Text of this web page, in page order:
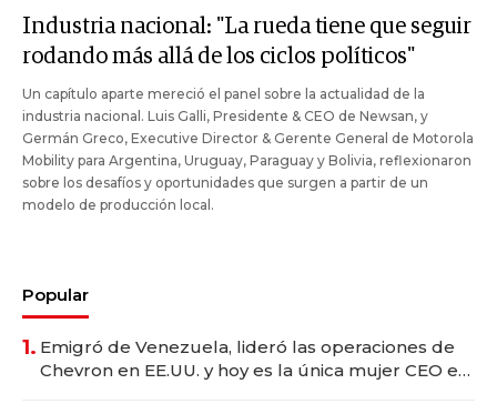
Industria nacional: "La rueda tiene que seguir
rodando más allá de los ciclos políticos"
Un capítulo aparte mereció el panel sobre la actualidad de la
industria nacional. Luis Galli, Presidente & CEO de Newsan, y
Germán Greco, Executive Director & Gerente General de Motorola
Mobility para Argentina, Uruguay, Paraguay y Bolivia, reflexionaron
sobre los desafíos y oportunidades que surgen a partir de un
modelo de producción local.
Popular
1. Emigró de Venezuela, lideró las operaciones de
Chevron en EE.UU. y hoy es la única mujer CEO en